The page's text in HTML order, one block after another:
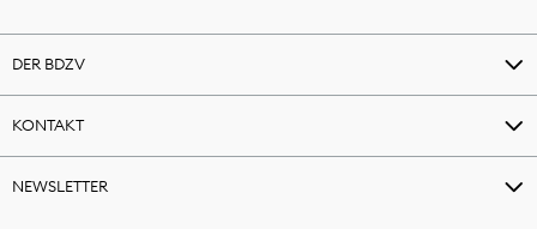
DER BDZV
KONTAKT
NEWSLETTER